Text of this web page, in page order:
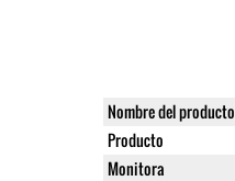
Nombre del producto
Producto
Monitora